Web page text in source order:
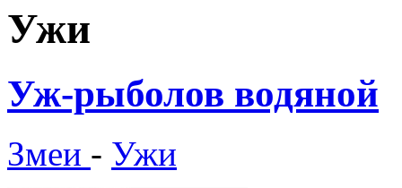
Ужи
Уж-рыболов водяной
Змеи - Ужи